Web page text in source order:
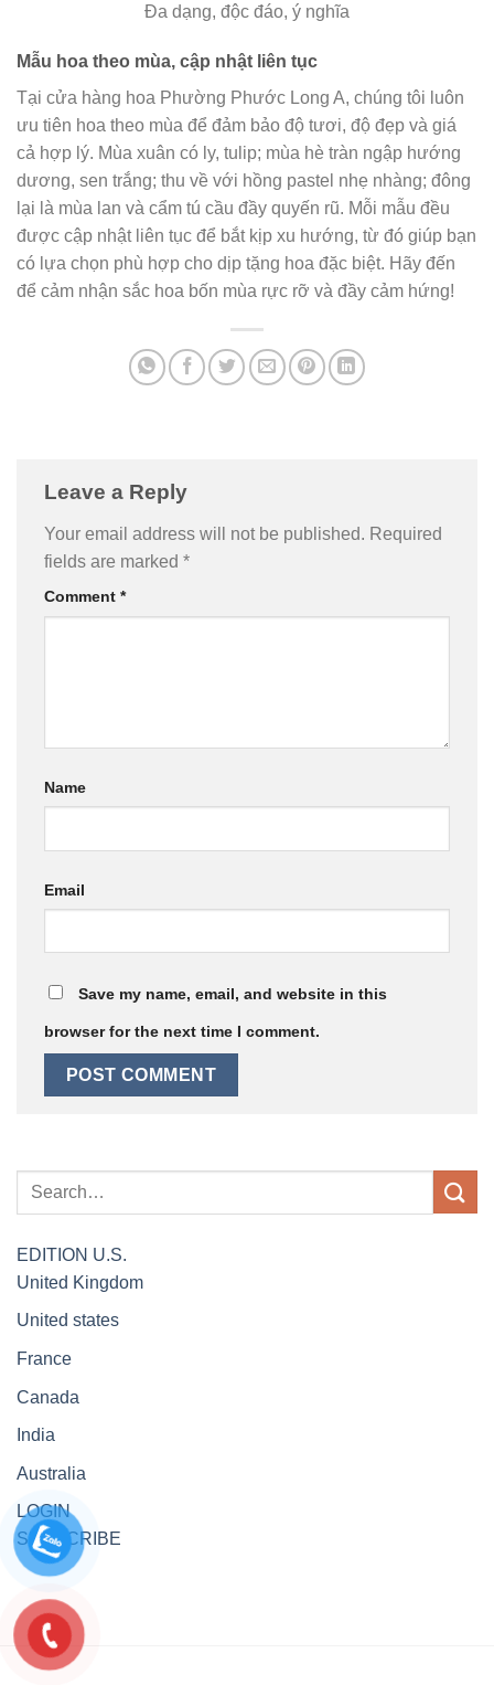
Đa dạng, độc đáo, ý nghĩa
Mẫu hoa theo mùa, cập nhật liên tục
Tại cửa hàng hoa Phường Phước Long A, chúng tôi luôn
ưu tiên hoa theo mùa để đảm bảo độ tươi, độ đẹp và giá
cả hợp lý. Mùa xuân có ly, tulip; mùa hè tràn ngập hướng
dương, sen trắng; thu về với hồng pastel nhẹ nhàng; đông
lại là mùa lan và cẩm tú cầu đầy quyến rũ. Mỗi mẫu đều
được cập nhật liên tục để bắt kịp xu hướng, từ đó giúp bạn
có lựa chọn phù hợp cho dịp tặng hoa đặc biệt. Hãy đến
để cảm nhận sắc hoa bốn mùa rực rỡ và đầy cảm hứng!
Leave a Reply
Your email address will not be published. Required
fields are marked *
Comment *
Name
Email
Save my name, email, and website in this
browser for the next time I comment.
EDITION U.S.
United Kingdom
United states
France
Canada
India
Australia
LOGIN
SUBSCRIBE